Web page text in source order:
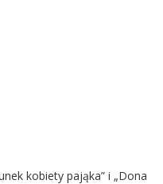
kobiety pająka” i „Dona